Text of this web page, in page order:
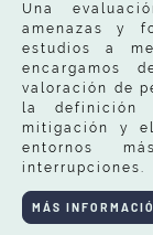
Una
amenazas y
estudios a
encargamos
valoración de
la definición
mitigación y
entornos
interrupciones.
MÁS